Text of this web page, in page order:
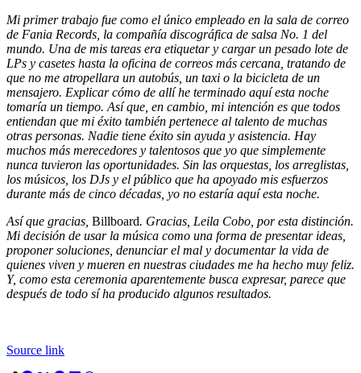
Mi primer trabajo fue como el único empleado en la sala de correo
de Fania Records, la compañía discográfica de salsa No. 1 del
mundo. Una de mis tareas era etiquetar y cargar un pesado lote de
LPs y casetes hasta la oficina de correos más cercana, tratando de
que no me atropellara un autobús, un taxi o la bicicleta de un
mensajero. Explicar cómo de allí he terminado aquí esta noche
tomaría un tiempo. Así que, en cambio, mi intención es que todos
entiendan que mi éxito también pertenece al talento de muchas
otras personas. Nadie tiene éxito sin ayuda y asistencia. Hay
muchos más merecedores y talentosos que yo que simplemente
nunca tuvieron las oportunidades. Sin las orquestas, los arreglistas,
los músicos, los DJs y el público que ha apoyado mis esfuerzos
durante más de cinco décadas, yo no estaría aquí esta noche.
Así que gracias, Billboard. Gracias, Leila Cobo, por esta distinción.
Mi decisión de usar la música como una forma de presentar ideas,
proponer soluciones, denunciar el mal y documentar la vida de
quienes viven y mueren en nuestras ciudades me ha hecho muy feliz.
Y, como esta ceremonia aparentemente busca expresar, parece que
después de todo sí ha producido algunos resultados.
Source link